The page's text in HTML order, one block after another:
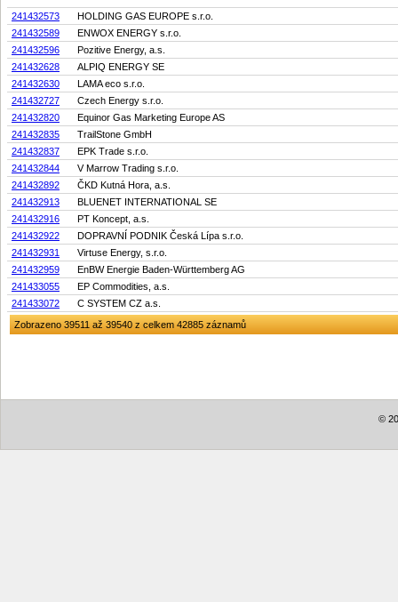
241432573
HOLDING GAS EUROPE s.r.o.
241432589
ENWOX ENERGY s.r.o.
241432596
Pozitive Energy, a.s.
241432628
ALPIQ ENERGY SE
241432630
LAMA eco s.r.o.
241432727
Czech Energy s.r.o.
241432820
Equinor Gas Marketing Europe AS
241432835
TrailStone GmbH
241432837
EPK Trade s.r.o.
241432844
V Marrow Trading s.r.o.
241432892
ČKD Kutná Hora, a.s.
241432913
BLUENET INTERNATIONAL SE
241432916
PT Koncept, a.s.
241432922
DOPRAVNÍ PODNIK Česká Lípa s.r.o.
241432931
Virtuse Energy, s.r.o.
241432959
EnBW Energie Baden-Württemberg AG
241433055
EP Commodities, a.s.
241433072
C SYSTEM CZ a.s.
Zobrazeno 39511 až 39540 z celkem 42885 záznamů
©